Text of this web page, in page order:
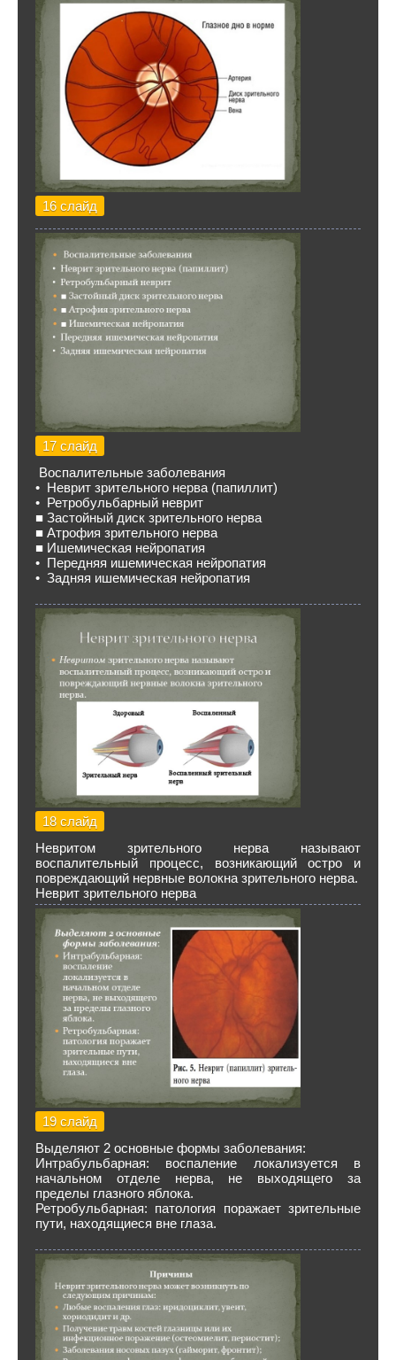
16 слайд
17 слайд
Воспалительные заболевания
• Неврит зрительного нерва (папиллит)
• Ретробульбарный неврит
■ Застойный диск зрительного нерва
■ Атрофия зрительного нерва
■ Ишемическая нейропатия
• Передняя ишемическая нейропатия
• Задняя ишемическая нейропатия
18 слайд
Невритом зрительного нерва называют
воспалительный процесс, возникающий остро и
повреждающий нервные волокна зрительного нерва.
Неврит зрительного нерва
19 слайд
Выделяют 2 основные формы заболевания:
Интрабульбарная: воспаление локализуется в
начальном отделе нерва, не выходящего за
пределы глазного яблока.
Ретробульбарная: патология поражает зрительные
пути, находящиеся вне глаза.